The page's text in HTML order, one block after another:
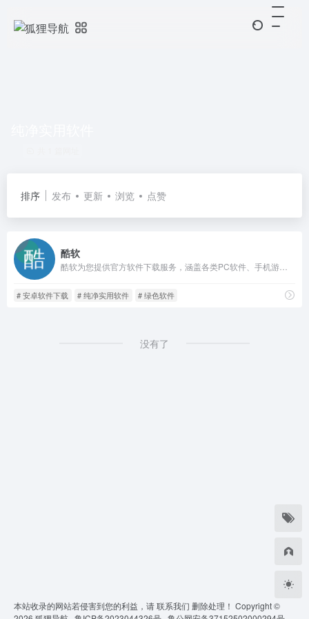
排序 发布 更新 浏览 点赞
酷软
# 安卓软件下载 # 纯净实用软件 # 绿色软件
没有了
本站收录的网站若侵害到您的利益，请联系我们 删除处理！ Copyright ©